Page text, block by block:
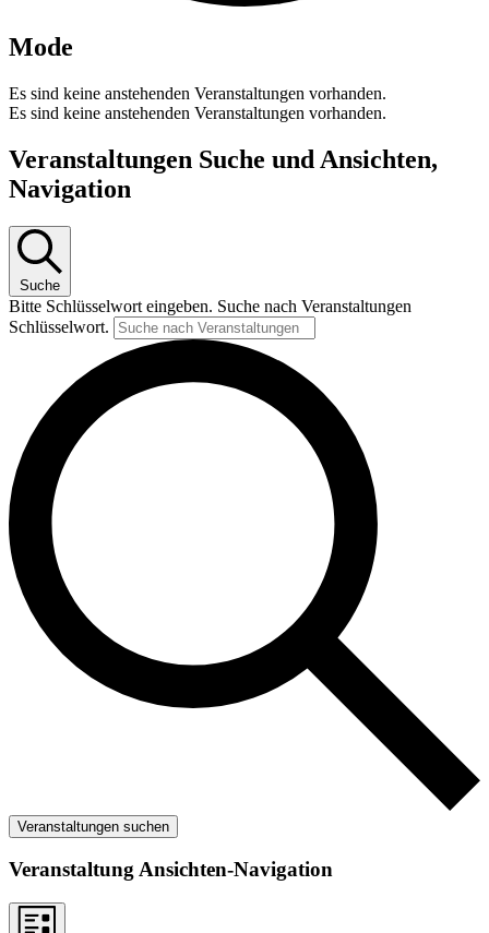
Mode
Es sind keine anstehenden Veranstaltungen vorhanden.
Es sind keine anstehenden Veranstaltungen vorhanden.
Veranstaltungen Suche und Ansichten,
Navigation
Suche
Bitte Schlüsselwort eingeben. Suche nach Veranstaltungen
Schlüsselwort.
Veranstaltungen suchen
Veranstaltung Ansichten-Navigation